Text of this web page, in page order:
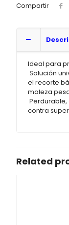
Compartir
Ideal para
 Solución
el recorte
maleza

contra
Related